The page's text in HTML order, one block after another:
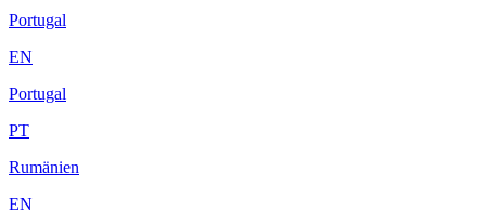
Portugal
EN
Portugal
PT
Rumänien
EN